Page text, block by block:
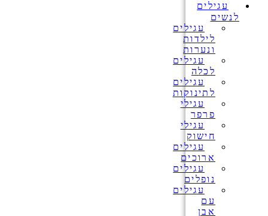
עגילים
לנשים
עגילים
לילדות
ונערות
עגילים
לכלה
עגילים
לתינוקות
עגילי
פרפר
עגילי
חישוק
עגילים
ארוכים
עגילים
נופלים
עגילים
עם
אבן